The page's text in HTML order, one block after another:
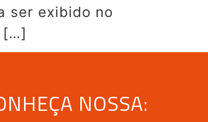
ser exibido no
[…]
NOSSA: